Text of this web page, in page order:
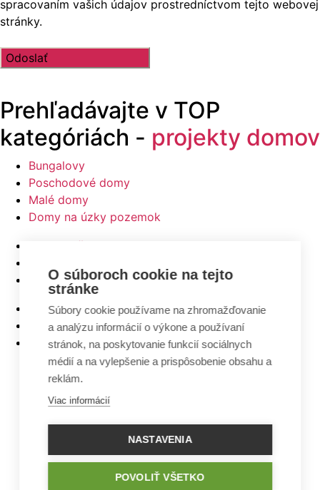
spracovaním vašich údajov prostredníctvom tejto webovej
stránky.
Prehľadávajte v TOP
kategóriách - projekty domov
Bungalovy
Poschodové domy
Malé domy
Domy na úzky pozemok
Najlacnejšie domy z ponuky
Bungalovy s rovnou strechou
Bungalovy s garážou
Bungalovy s terasou
Bungalovy v tvare L
O súboroch cookie na tejto
stránke
Súbory cookie používame na zhromažďovanie
a analýzu informácií o výkone a používaní
stránok, na poskytovanie funkcií sociálnych
médií a na vylepšenie a prispôsobenie obsahu a
reklám.
Viac informácií
NASTAVENIA
POVOLIŤ VŠETKO